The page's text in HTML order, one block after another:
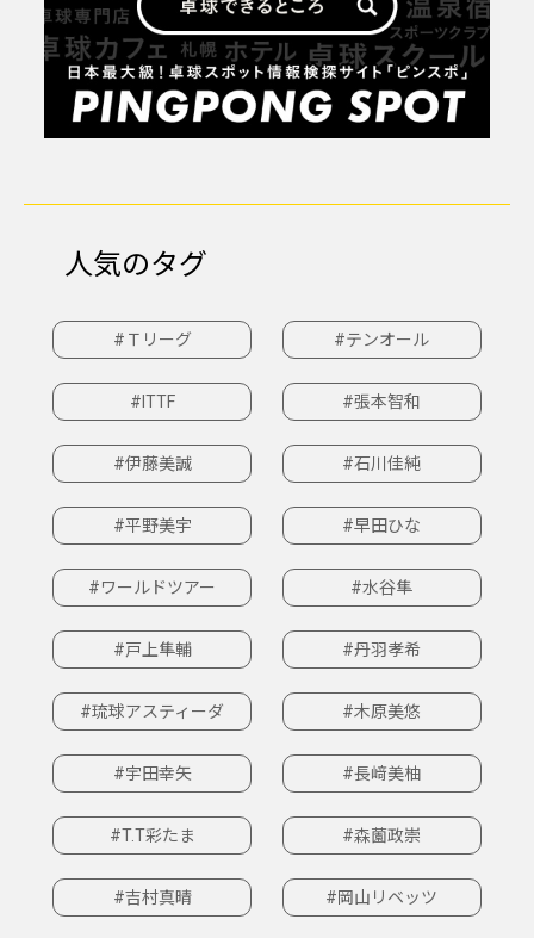
人気のタグ
#Ｔリーグ #テンオール
#ITTF #張本智和
#伊藤美誠 #石川佳純
#平野美宇 #早田ひな
#ワールドツアー #水谷隼
#戸上隼輔 #丹羽孝希
#琉球アスティーダ #木原美悠
#宇田幸矢 #長﨑美柚
#T.T彩たま #森薗政崇
#吉村真晴 #岡山リベッツ